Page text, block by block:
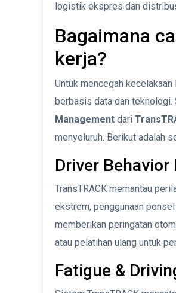
logistik ekspres dan
Bagaimana
kerja?
Untuk mencegah
berbasis data dan
Management dari
menyeluruh. Berikut adalah
Driver
TransTRACK memantau
ekstrem, penggunaan
memberikan peringatan
atau pelatihan ulang untuk
Fatigue &